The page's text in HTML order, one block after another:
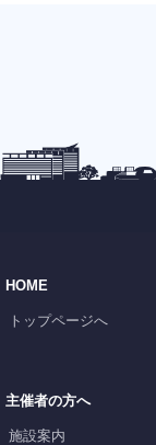
HOME
トップページへ
主催者の方へ
施設案内